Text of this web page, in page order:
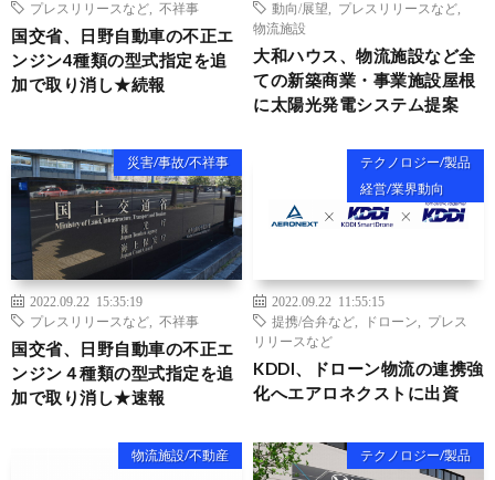
プレスリリースなど
不祥事
国交省、日野自動車の不正エ
ンジン4種類の型式指定を追
加で取り消し★続報
動向/展望
プレスリリースなど
物流施設
大和ハウス、物流施設など全
ての新築商業・事業施設屋根
に太陽光発電システム提案
災害/事故/不祥事
2022.09.22 15:35:19
プレスリリースなど
不祥事
国交省、日野自動車の不正エ
ンジン４種類の型式指定を追
加で取り消し★速報
テクノロジー/製品
経営/業界動向
2022.09.22 11:55:15
提携/合弁など
ドローン
プレス
リリースなど
KDDI、ドローン物流の連携強
化へエアロネクストに出資
物流施設/不動産 テクノロジー/製品